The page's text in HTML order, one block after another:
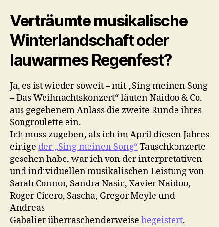
Verträumte musikalische
Winterlandschaft oder
lauwarmes Regenfest?
Ja, es ist wieder soweit – mit „Sing meinen Song
– Das Weihnachtskonzert“ läuten Naidoo & Co.
aus gegebenem Anlass die zweite Runde ihres
Songroulette ein.
Ich muss zugeben, als ich im April diesen Jahres
einige der „Sing meinen Song“Tauschkonzerte
gesehen habe, war ich von der interpretativen
und individuellen musikalischen Leistung von
Sarah Connor, Sandra Nasic, Xavier Naidoo,
Roger Cicero, Sascha, Gregor Meyle und
Andreas
Gabalier überraschenderweise begeistert.